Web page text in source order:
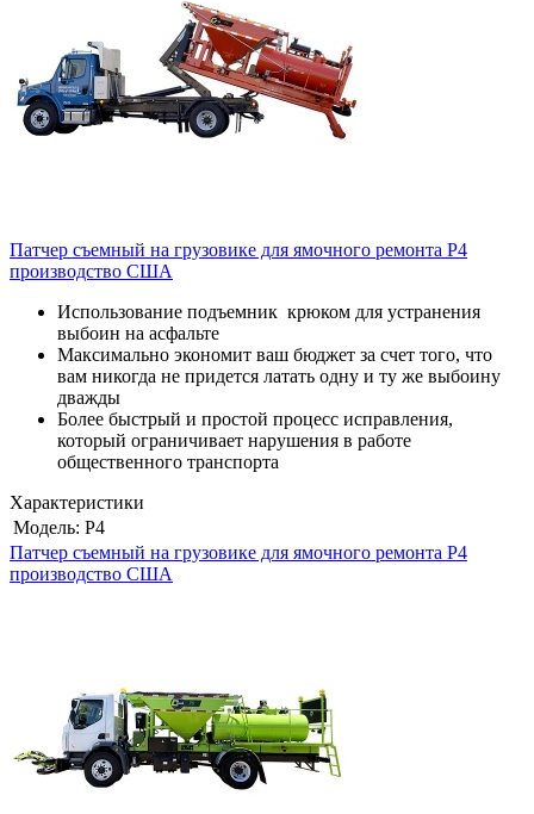
Патчер съемный на грузовике для ямочного ремонта P4
производство США
Использование подъемник крюком для устранения
выбоин на асфальте
Максимально экономит ваш бюджет за счет того, что
вам никогда не придется латать одну и ту же выбоину
дважды
Более быстрый и простой процесс исправления,
который ограничивает нарушения в работе
общественного транспорта
Характеристики
Модель: P4
Патчер съемный на грузовике для ямочного ремонта P4
производство США